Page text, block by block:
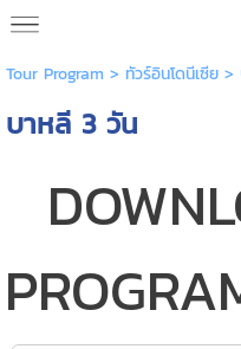
Tour Program> ทัวร์อินโดนีเซีย>
บาหลี 3 วัน